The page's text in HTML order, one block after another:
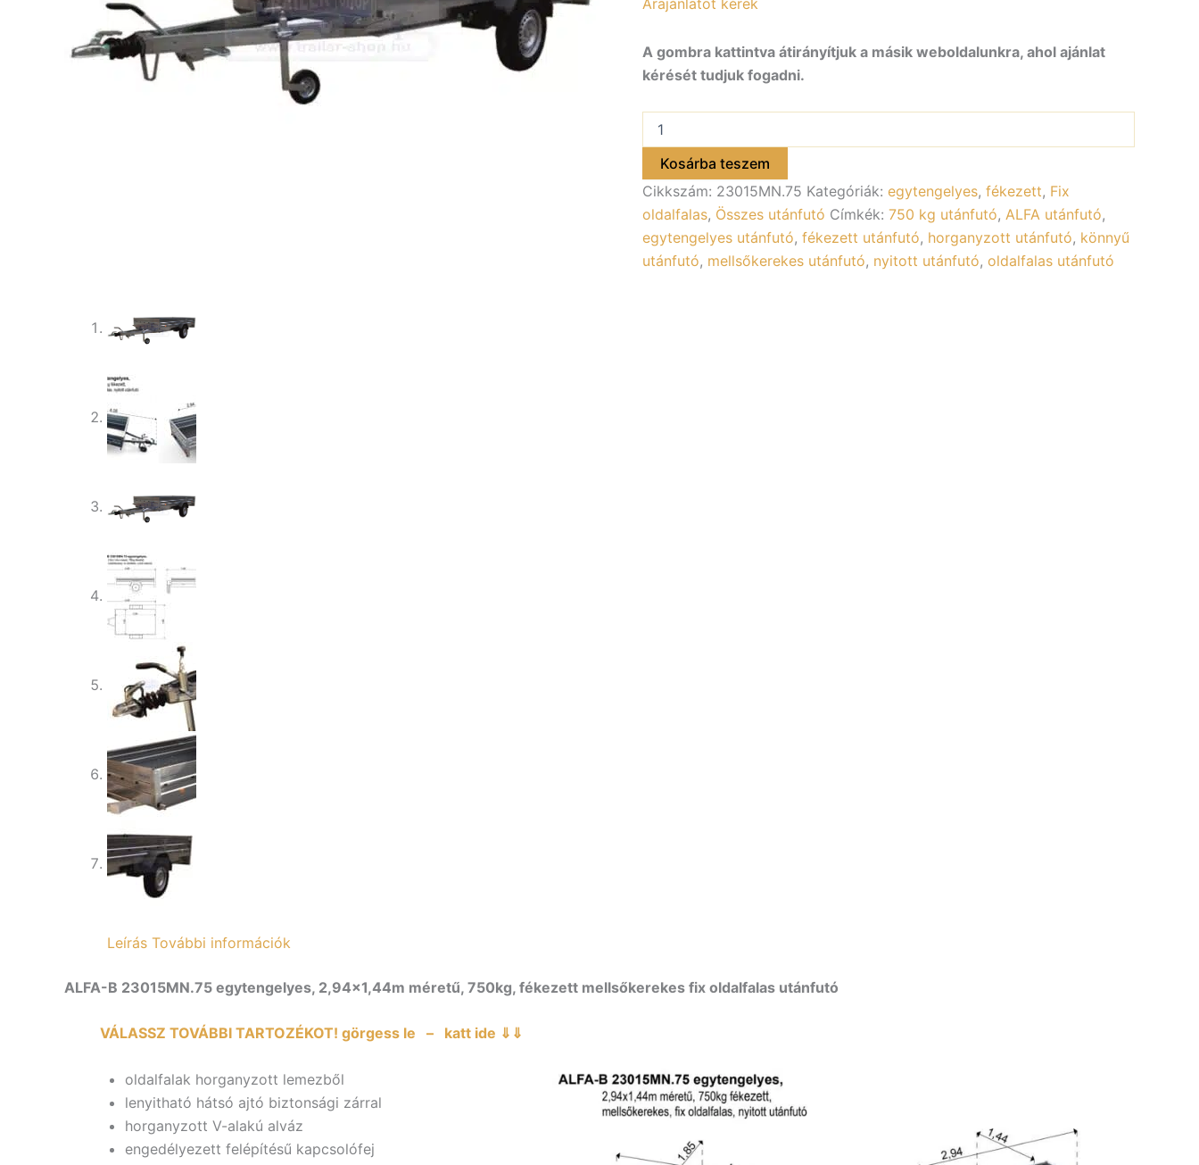
Árajánlatot kérek
A gombra kattintva átirányítjuk a másik weboldalunkra, ahol ajánlat
kérését tudjuk fogadni.
23015MN.75
egytengelyes
fékezett
utánfutó
294x144cm
–
750kg
Kosárba teszem
Cikkszám: 23015MN.75 Kategóriák: egytengelyes, fékezett, Fix
oldalfalas, Összes utánfutó Címkék: 750 kg utánfutó, ALFA utánfutó,
egytengelyes utánfutó, fékezett utánfutó, horganyzott utánfutó, könnyű
utánfutó, mellsőkerekes utánfutó, nyitott utánfutó, oldalfalas utánfutó
Leírás További információk
ALFA-B 23015MN.75 egytengelyes, 2,94×1,44m méretű, 750kg, fékezett mellsőkerekes fix oldalfalas utánfutó
VÁLASSZ TOVÁBBI TARTOZÉKOT! görgess le – katt ide ⇓⇓
oldalfalak horganyzott lemezből
lenyitható hátsó ajtó biztonsági zárral
horganyzott V-alakú alváz
engedélyezett felépítésű kapcsolófej